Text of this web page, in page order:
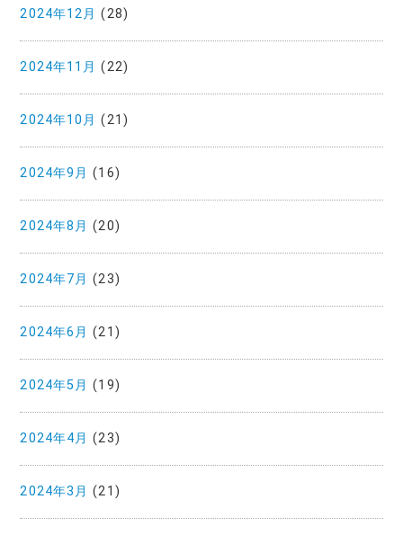
2024年12月 (28)
2024年11月 (22)
2024年10月 (21)
2024年9月 (16)
2024年8月 (20)
2024年7月 (23)
2024年6月 (21)
2024年5月 (19)
2024年4月 (23)
2024年3月 (21)